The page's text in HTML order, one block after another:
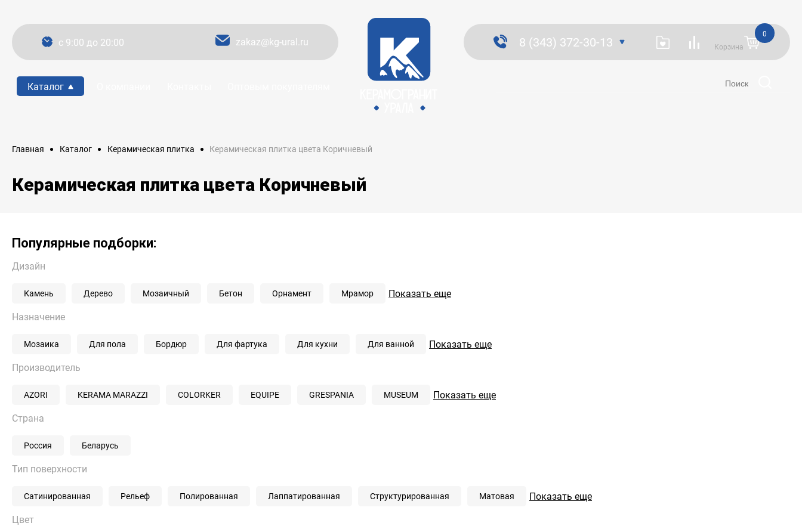
c 9:00 до 20:00 zakaz@kg-ural.ru
Каталог
8 (343) 372-30-13 Корзина
0
Главная Каталог Керамическая плитка Керамическая плитка цвета Коричневый
Керамическая плитка цвета Коричневый
Популярные подборки:
Дизайн
Камень Дерево Мозаичный Бетон Орнамент Мрамор Показать еще
Назначение
Мозаика Для пола Бордюр Для фартука Для кухни Для ванной Показать еще
Производитель
AZORI KERAMA MARAZZI COLORKER EQUIPE GRESPANIA MUSEUM Показать еще
Страна
Россия Беларусь
Тип поверхности
Сатинированная Рельеф Полированная Лаппатированная Структурированная Матовая Показать еще
Цвет